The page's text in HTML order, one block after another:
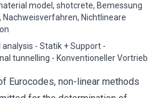
model, shotcrete, Bemessung
Nichtlineare
- Statik + Support -
tunnelling - Konventioneller Vortrieb
Eurocodes, non-linear methods